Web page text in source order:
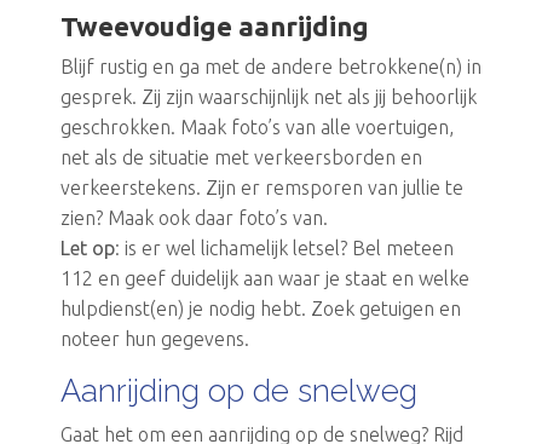
Tweevoudige aanrijding
Blijf rustig en ga met de andere betrokkene(n) in
gesprek. Zij zijn waarschijnlijk net als jij behoorlijk
geschrokken. Maak foto’s van alle voertuigen,
net als de situatie met verkeersborden en
verkeerstekens. Zijn er remsporen van jullie te
zien? Maak ook daar foto’s van.
Let op: is er wel lichamelijk letsel? Bel meteen
112 en geef duidelijk aan waar je staat en welke
hulpdienst(en) je nodig hebt. Zoek getuigen en
noteer hun gegevens.
Aanrijding op de snelweg
Gaat het om een aanrijding op de snelweg? Rijd